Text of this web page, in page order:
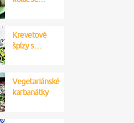
Krevetové
špízy s…
Vegetariánské
karbanátky